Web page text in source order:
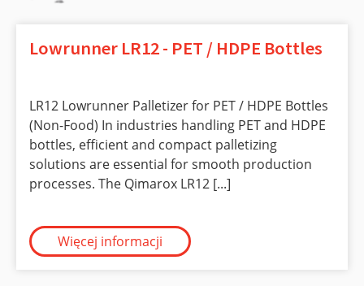
Lowrunner LR12 - PET / HDPE Bottles
LR12 Lowrunner Palletizer for PET / HDPE Bottles
(Non-Food) In industries handling PET and HDPE
bottles, efficient and compact palletizing
solutions are essential for smooth production
processes. The Qimarox LR12 [...]
Więcej informacji